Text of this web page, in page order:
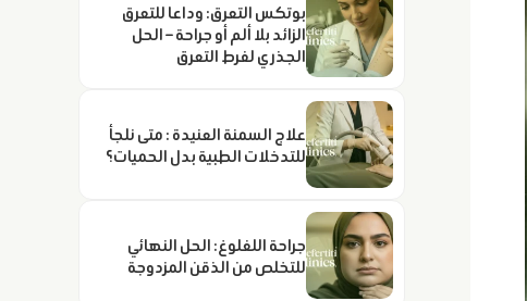
بوتكس التعرق: وداعا للتعرق
الزائد بلا ألم أو جراحة – الحل
الجذري لفرط التعرق
علاج السمنة العنيدة : متى نلجأ
للتدخلات الطبية بدل الحميات؟
جراحة اللغلوغ: الحل النهائي
للتخلص من الذقن المزدوجة